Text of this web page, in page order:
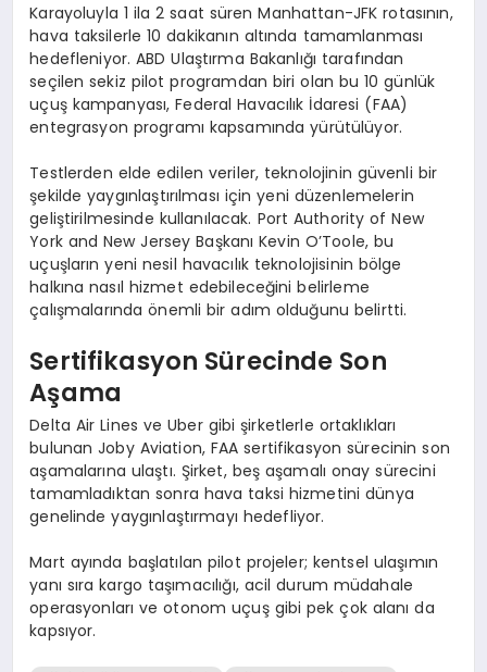
Karayoluyla 1 ila 2 saat süren Manhattan-JFK rotasının,
hava taksilerle 10 dakikanın altında tamamlanması
hedefleniyor. ABD Ulaştırma Bakanlığı tarafından
seçilen sekiz pilot programdan biri olan bu 10 günlük
uçuş kampanyası, Federal Havacılık İdaresi (FAA)
entegrasyon programı kapsamında yürütülüyor.
Testlerden elde edilen veriler, teknolojinin güvenli bir
şekilde yaygınlaştırılması için yeni düzenlemelerin
geliştirilmesinde kullanılacak. Port Authority of New
York and New Jersey Başkanı Kevin O’Toole, bu
uçuşların yeni nesil havacılık teknolojisinin bölge
halkına nasıl hizmet edebileceğini belirleme
çalışmalarında önemli bir adım olduğunu belirtti.
Sertifikasyon Sürecinde Son
Aşama
Delta Air Lines ve Uber gibi şirketlerle ortaklıkları
bulunan Joby Aviation, FAA sertifikasyon sürecinin son
aşamalarına ulaştı. Şirket, beş aşamalı onay sürecini
tamamladıktan sonra hava taksi hizmetini dünya
genelinde yaygınlaştırmayı hedefliyor.
Mart ayında başlatılan pilot projeler; kentsel ulaşımın
yanı sıra kargo taşımacılığı, acil durum müdahale
operasyonları ve otonom uçuş gibi pek çok alanı da
kapsıyor.